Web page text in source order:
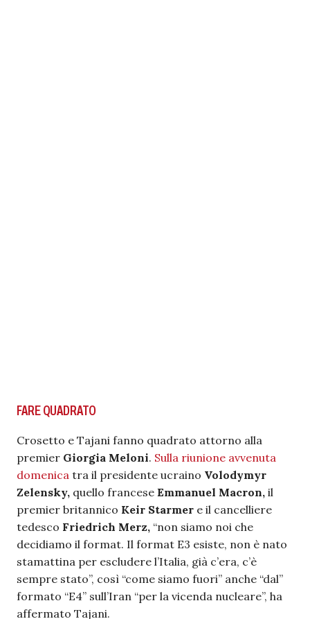
FARE QUADRATO
Crosetto e Tajani fanno quadrato attorno alla
premier Giorgia Meloni. Sulla riunione avvenuta
domenica tra il presidente ucraino Volodymyr
Zelensky, quello francese Emmanuel Macron, il
premier britannico Keir Starmer e il cancelliere
tedesco Friedrich Merz, “non siamo noi che
decidiamo il format. Il format E3 esiste, non è nato
stamattina per escludere l’Italia, già c’era, c’è
sempre stato”, così “come siamo fuori” anche “dal”
formato “E4” sull’Iran “per la vicenda nucleare”, ha
affermato Tajani.